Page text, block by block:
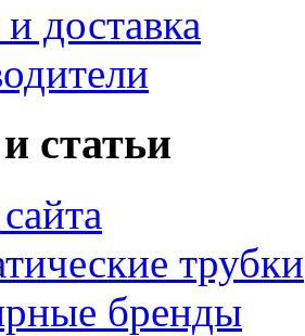
доставка
статьи
трубки
бренды